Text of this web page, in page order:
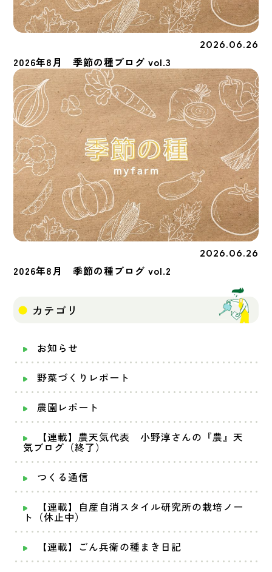
2026.06.26
2026年8月 季節の種ブログ vol.3
2026.06.26
2026年8月 季節の種ブログ vol.2
カテゴリ
お知らせ
野菜づくりレポート
農園レポート
【連載】農天気代表 小野淳さんの『農』天
気ブログ（終了）
つくる通信
【連載】自産自消スタイル研究所の栽培ノー
ト（休止中）
【連載】ごん兵衛の種まき日記